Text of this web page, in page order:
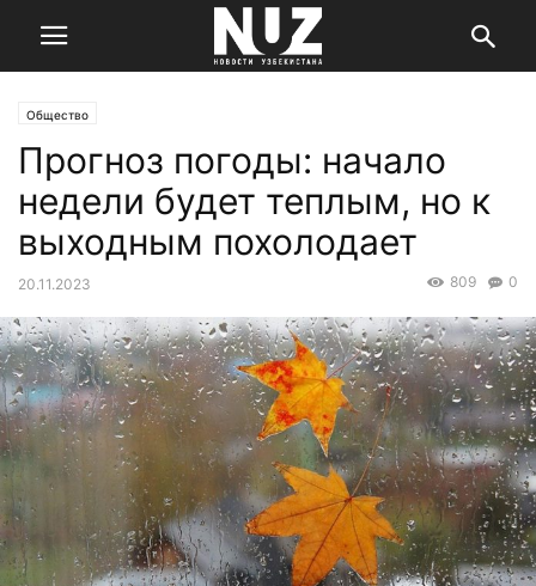
Общество
Прогноз погоды: начало
недели будет теплым, но к
выходным похолодает
20.11.2023 0
809